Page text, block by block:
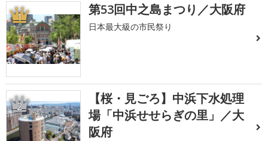
1 第53回中之島まつり／大阪府
日本最大級の市民祭り
2
【桜・見ごろ】中浜下水処理
場「中浜せせらぎの里」／大
阪府